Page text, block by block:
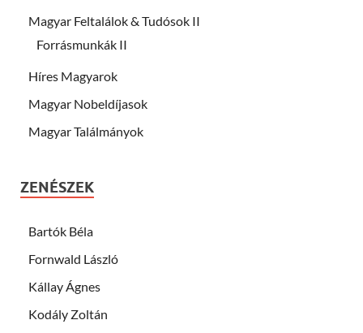
Magyar Feltalálok & Tudósok II
Forrásmunkák II
Híres Magyarok
Magyar Nobeldíjasok
Magyar Találmányok
ZENÉSZEK
Bartók Béla
Fornwald László
Kállay Ágnes
Kodály Zoltán